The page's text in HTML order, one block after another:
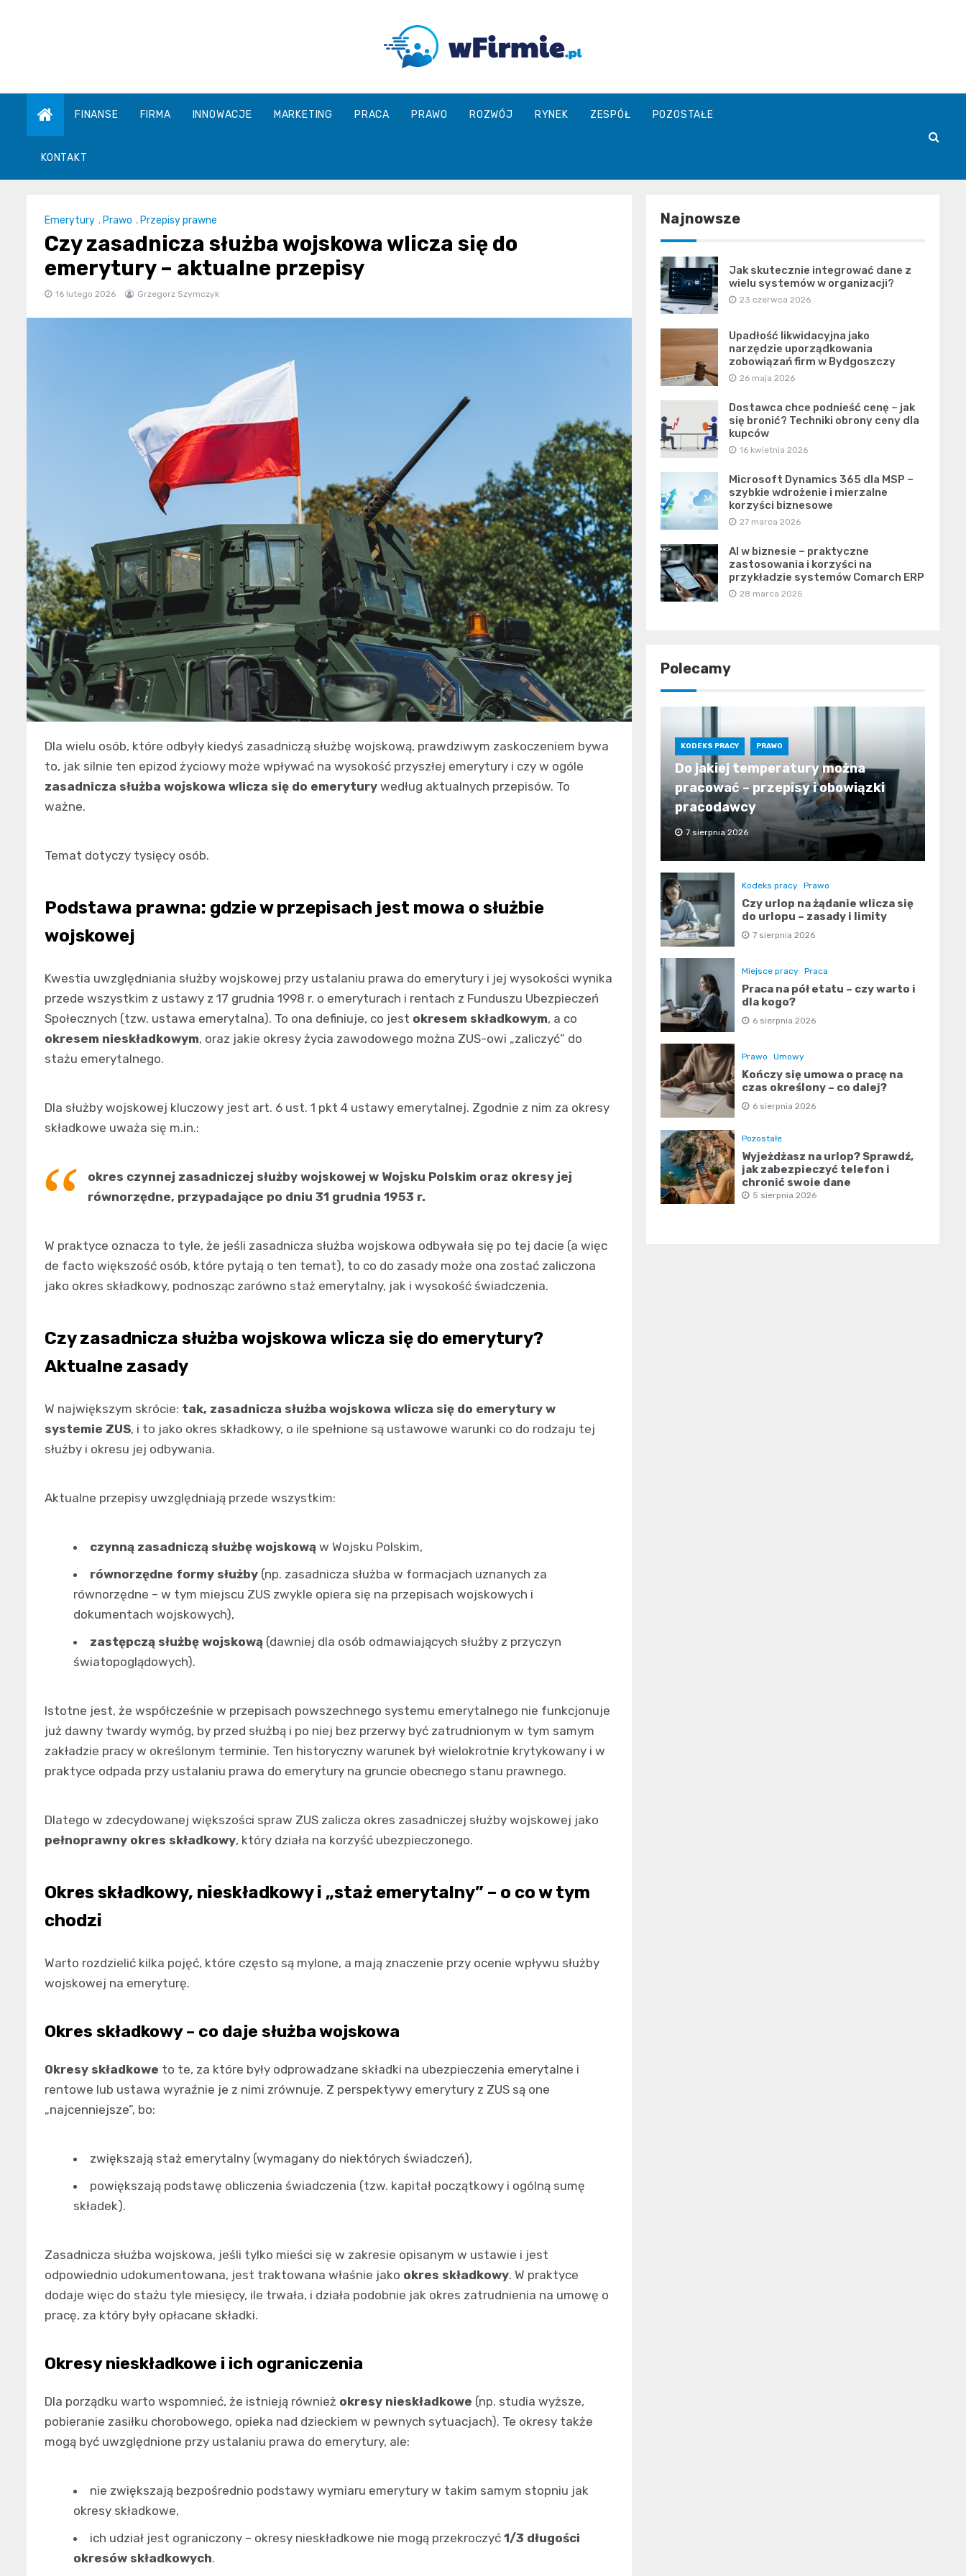
Wfirmie.pl
FINANSE FIRMA INNOWACJE MARKETING PRACA PRAWO ROZWÓJ RYNEK ZESPÓŁ POZOSTAŁE
KONTAKT
Emerytury , Prawo , Przepisy prawne
Czy zasadnicza służba wojskowa wlicza się do
emerytury – aktualne przepisy
16 lutego 2026 Grzegorz Szymczyk
Dla wielu osób, które odbyły kiedyś zasadniczą służbę wojskową, prawdziwym zaskoczeniem bywa
to, jak silnie ten epizod życiowy może wpływać na wysokość przyszłej emerytury i czy w ogóle
zasadnicza służba wojskowa wlicza się do emerytury według aktualnych przepisów. To
ważne.
Temat dotyczy tysięcy osób.
Podstawa prawna: gdzie w przepisach jest mowa o służbie
wojskowej
Kwestia uwzględniania służby wojskowej przy ustalaniu prawa do emerytury i jej wysokości wynika
przede wszystkim z ustawy z 17 grudnia 1998 r. o emeryturach i rentach z Funduszu Ubezpieczeń
Społecznych (tzw. ustawa emerytalna). To ona definiuje, co jest okresem składkowym, a co
okresem nieskładkowym, oraz jakie okresy życia zawodowego można ZUS-owi „zaliczyć” do
stażu emerytalnego.
Dla służby wojskowej kluczowy jest art. 6 ust. 1 pkt 4 ustawy emerytalnej. Zgodnie z nim za okresy
składkowe uważa się m.in.:
okres czynnej zasadniczej służby wojskowej w Wojsku Polskim oraz okresy jej
równorzędne, przypadające po dniu 31 grudnia 1953 r.
W praktyce oznacza to tyle, że jeśli zasadnicza służba wojskowa odbywała się po tej dacie (a więc
de facto większość osób, które pytają o ten temat), to co do zasady może ona zostać zaliczona
jako okres składkowy, podnosząc zarówno staż emerytalny, jak i wysokość świadczenia.
Czy zasadnicza służba wojskowa wlicza się do emerytury?
Aktualne zasady
W największym skrócie: tak, zasadnicza służba wojskowa wlicza się do emerytury w
systemie ZUS, i to jako okres składkowy, o ile spełnione są ustawowe warunki co do rodzaju tej
służby i okresu jej odbywania.
Aktualne przepisy uwzględniają przede wszystkim:
czynną zasadniczą służbę wojskową w Wojsku Polskim,
równorzędne formy służby (np. zasadnicza służba w formacjach uznanych za
równorzędne – w tym miejscu ZUS zwykle opiera się na przepisach wojskowych i
dokumentach wojskowych),
zastępczą służbę wojskową (dawniej dla osób odmawiających służby z przyczyn
światopoglądowych).
Istotne jest, że współcześnie w przepisach powszechnego systemu emerytalnego nie funkcjonuje
już dawny twardy wymóg, by przed służbą i po niej bez przerwy być zatrudnionym w tym samym
zakładzie pracy w określonym terminie. Ten historyczny warunek był wielokrotnie krytykowany i w
praktyce odpada przy ustalaniu prawa do emerytury na gruncie obecnego stanu prawnego.
Dlatego w zdecydowanej większości spraw ZUS zalicza okres zasadniczej służby wojskowej jako
pełnoprawny okres składkowy, który działa na korzyść ubezpieczonego.
Okres składkowy, nieskładkowy i „staż emerytalny” – o co w tym
chodzi
Warto rozdzielić kilka pojęć, które często są mylone, a mają znaczenie przy ocenie wpływu służby
wojskowej na emeryturę.
Okres składkowy – co daje służba wojskowa
Okresy składkowe to te, za które były odprowadzane składki na ubezpieczenia emerytalne i
rentowe lub ustawa wyraźnie je z nimi zrównuje. Z perspektywy emerytury z ZUS są one
„najcenniejsze”, bo:
zwiększają staż emerytalny (wymagany do niektórych świadczeń),
powiększają podstawę obliczenia świadczenia (tzw. kapitał początkowy i ogólną sumę
składek).
Zasadnicza służba wojskowa, jeśli tylko mieści się w zakresie opisanym w ustawie i jest
odpowiednio udokumentowana, jest traktowana właśnie jako okres składkowy. W praktyce
dodaje więc do stażu tyle miesięcy, ile trwała, i działa podobnie jak okres zatrudnienia na umowę o
pracę, za który były opłacane składki.
Okresy nieskładkowe i ich ograniczenia
Dla porządku warto wspomnieć, że istnieją również okresy nieskładkowe (np. studia wyższe,
pobieranie zasiłku chorobowego, opieka nad dzieckiem w pewnych sytuacjach). Te okresy także
mogą być uwzględnione przy ustalaniu prawa do emerytury, ale:
nie zwiększają bezpośrednio podstawy wymiaru emerytury w takim samym stopniu jak
okresy składkowe,
ich udział jest ograniczony – okresy nieskładkowe nie mogą przekroczyć 1/3 długości
okresów składkowych.
Najnowsze
Jak skutecznie integrować dane z
wielu systemów w organizacji?
23 czerwca 2026
Upadłość likwidacyjna jako
narzędzie uporządkowania
zobowiązań firm w Bydgoszczy
26 maja 2026
Dostawca chce podnieść cenę – jak
się bronić? Techniki obrony ceny dla
kupców
16 kwietnia 2026
Microsoft Dynamics 365 dla MSP –
szybkie wdrożenie i mierzalne
korzyści biznesowe
27 marca 2026
AI w biznesie – praktyczne
zastosowania i korzyści na
przykładzie systemów Comarch ERP
28 marca 2025
Polecamy
KODEKS PRACY PRAWO
Do jakiej temperatury można
pracować – przepisy i obowiązki
pracodawcy
7 sierpnia 2026
Kodeks pracy Prawo
Czy urlop na żądanie wlicza się
do urlopu – zasady i limity
7 sierpnia 2026
Miejsce pracy Praca
Praca na pół etatu – czy warto i
dla kogo?
6 sierpnia 2026
Prawo Umowy
Kończy się umowa o pracę na
czas określony – co dalej?
6 sierpnia 2026
Pozostałe
Wyjeżdżasz na urlop? Sprawdź,
jak zabezpieczyć telefon i
chronić swoje dane
5 sierpnia 2026